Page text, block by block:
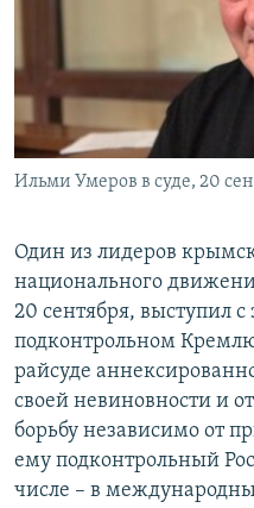
ПОБЕДИТЕЛЕЙ НЕ СУДЯТ?
КРЫМ.НЕПОКОРЕННЫЙ
УКРАИНСКАЯ ПРОБЛЕМА
Все сайты RFE/RL
Ильми Умеров в суде, 20
Один из лидеров
национального
20 сентября, выступил
подконтрольном
райсуде
своей невиновности и
борьбу независимо от
ему подконтрольный
числе – в